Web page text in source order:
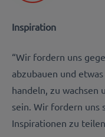
Inspiration
“Wir fordern uns
abzubauen und
handeln, zu wachsen
sein. Wir fordern uns
Inspirationen zu